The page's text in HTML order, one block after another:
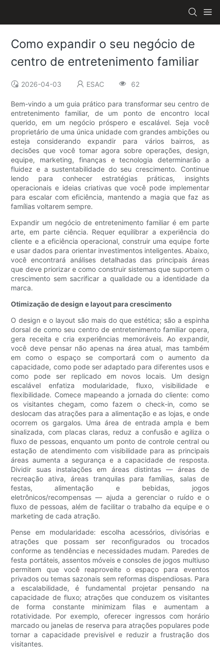
Como expandir o seu negócio de
centro de entretenimento familiar
2026-04-03 ESAC 62
Bem-vindo a um guia prático para transformar seu centro de
entretenimento familiar, de um ponto de encontro local
querido, em um negócio próspero e escalável. Seja você
proprietário de uma única unidade com grandes ambições ou
esteja considerando expandir para vários bairros, as
decisões que você tomar agora sobre operações, design,
equipe, marketing, finanças e tecnologia determinarão a
fluidez e a sustentabilidade do seu crescimento. Continue
lendo para conhecer estratégias práticas, insights
operacionais e ideias criativas que você pode implementar
para escalar com eficiência, mantendo a magia que faz as
famílias voltarem sempre.
Expandir um negócio de entretenimento familiar é em parte
arte, em parte ciência. Requer equilibrar a experiência do
cliente e a eficiência operacional, construir uma equipe forte
e usar dados para orientar investimentos inteligentes. Abaixo,
você encontrará análises detalhadas das principais áreas
que deve priorizar e como construir sistemas que suportem o
crescimento sem sacrificar a qualidade ou a identidade da
marca.
Otimização de design e layout para crescimento
O design e o layout são mais do que estética; são a espinha
dorsal de como seu centro de entretenimento familiar opera,
gera receita e cria experiências memoráveis. Ao expandir,
você deve pensar não apenas na área atual, mas também
em como o espaço se comportará com o aumento da
capacidade, como pode ser adaptado para diferentes usos e
como pode ser replicado em novos locais. Um design
escalável enfatiza modularidade, fluxo, visibilidade e
flexibilidade. Comece mapeando a jornada do cliente: como
os visitantes chegam, como fazem o check-in, como se
deslocam das atrações para a alimentação e as lojas, e onde
ocorrem os gargalos. Uma área de entrada ampla e bem
sinalizada, com placas claras, reduz a confusão e agiliza o
fluxo de pessoas, enquanto um ponto de controle central ou
estação de atendimento com visibilidade para as principais
áreas aumenta a segurança e a capacidade de resposta.
Dividir suas instalações em áreas distintas — áreas de
recreação ativa, áreas tranquilas para famílias, salas de
festas, alimentação e bebidas, jogos
eletrônicos/recompensas — ajuda a gerenciar o ruído e o
fluxo de pessoas, além de facilitar o trabalho da equipe e o
marketing de cada atração.
Pense em modularidade: escolha acessórios, divisórias e
atrações que possam ser reconfigurados ou trocados
conforme as tendências e necessidades mudam. Paredes de
festa portáteis, assentos móveis e consoles de jogos multiuso
permitem que você reaproveite o espaço para eventos
privados ou temas sazonais sem reformas dispendiosas. Para
a escalabilidade, é fundamental projetar pensando na
capacidade de fluxo; atrações que conduzem os visitantes
de forma constante minimizam filas e aumentam a
rotatividade. Por exemplo, oferecer ingressos com horário
marcado ou janelas de reserva para atrações populares pode
tornar a capacidade previsível e reduzir a frustração dos
visitantes.